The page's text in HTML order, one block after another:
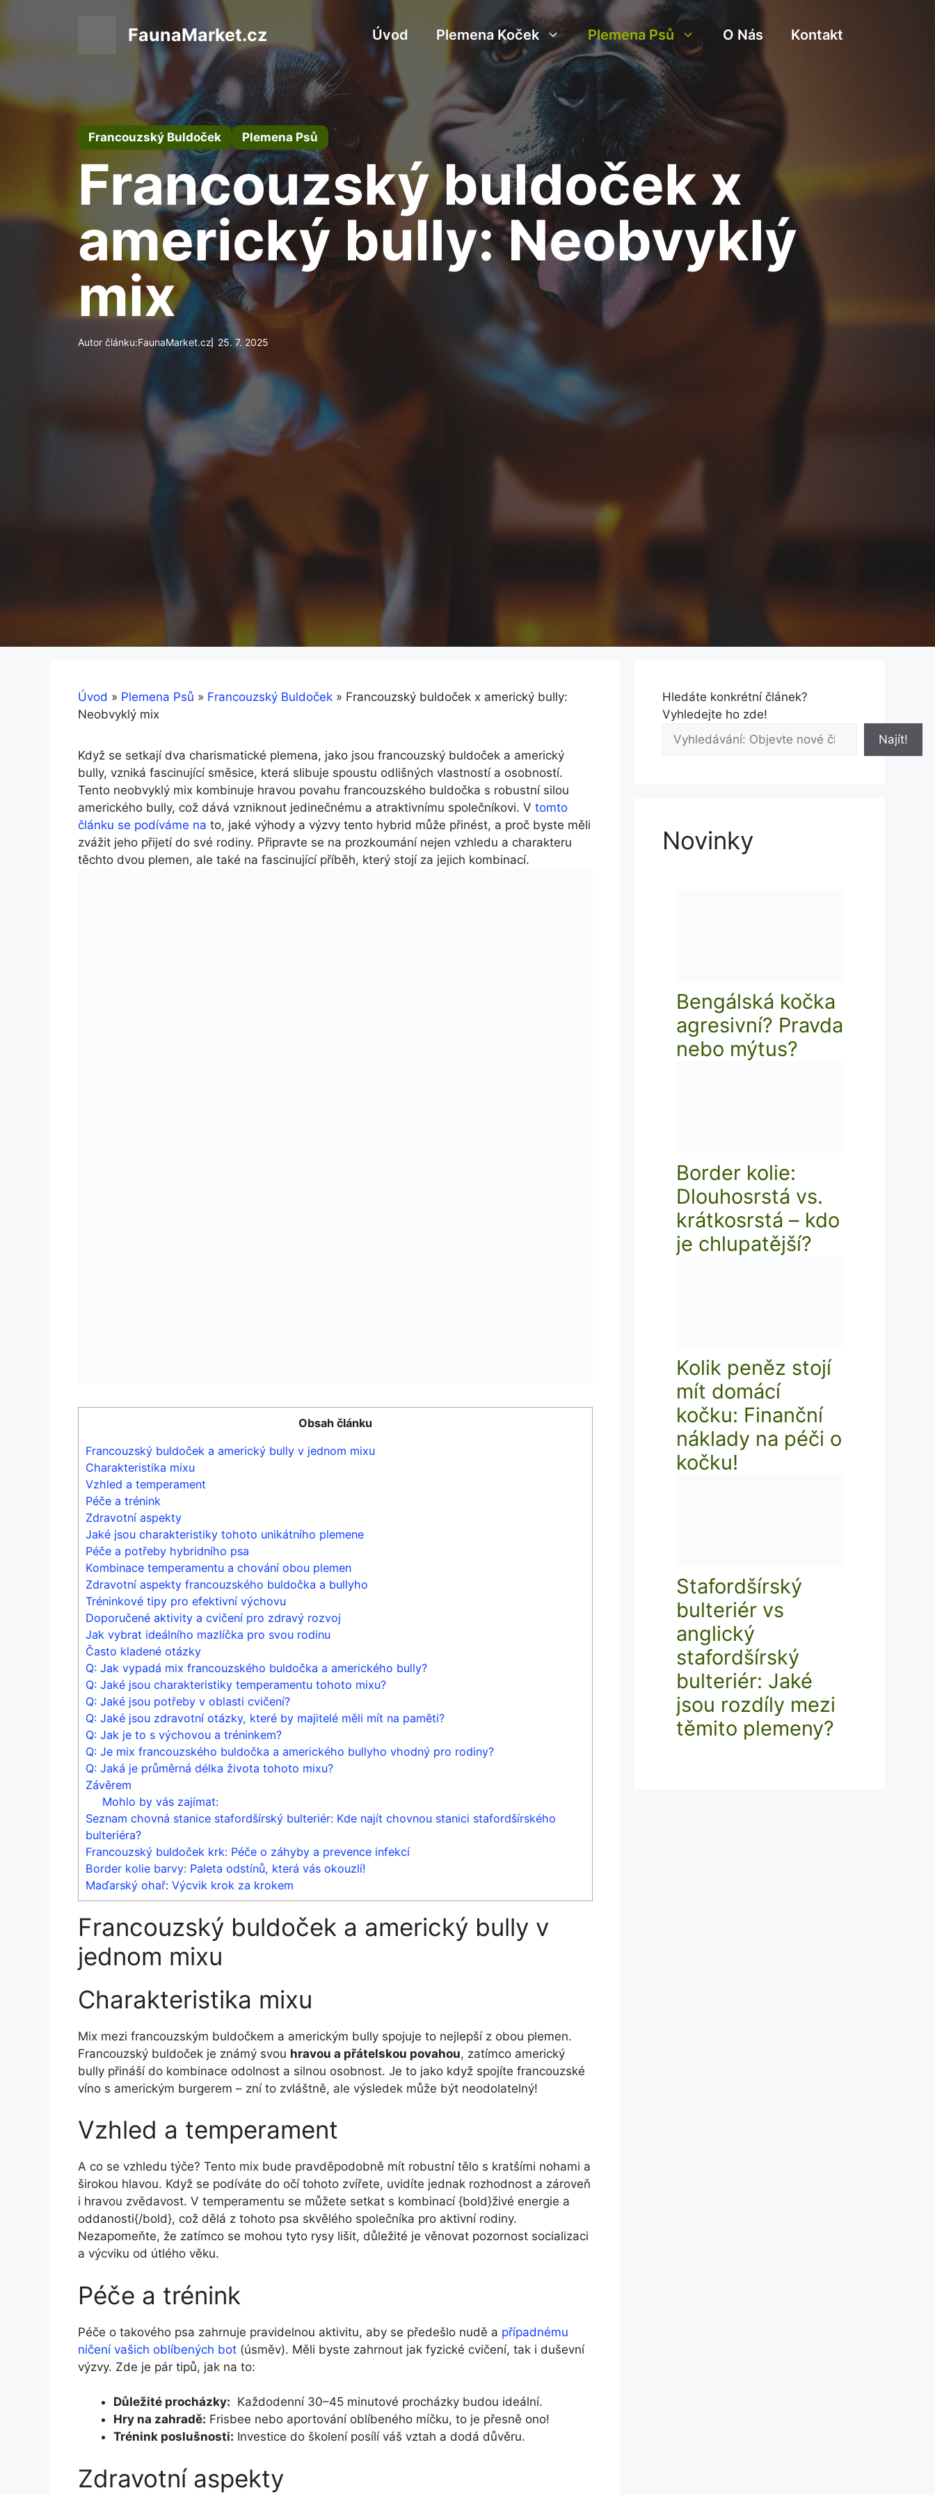
FaunaMarket.cz Úvod Plemena Koček Plemena Psů O Nás Kontakt
Francouzský Buldoček Plemena Psů
Francouzský buldoček x
americký bully: Neobvyklý
mix
Autor článku:FaunaMarket.cz 25. 7. 2025
Úvod » Plemena Psů » Francouzský Buldoček » Francouzský buldoček x americký bully:
Neobvyklý mix
Když se setkají dva‍ charismatické plemena, jako‍ jsou francouzský buldoček ⁣a americký
bully, vzniká fascinující směsice, která slibuje spoustu odlišných⁤ vlastností a osobností.
Tento neobvyklý mix kombinuje ⁢hravou povahu francouzského buldočka s robustní silou
amerického bully, což dává vzniknout jedinečnému a atraktivnímu ​společníkovi. V tomto
článku se podíváme na to, jaké výhody a výzvy tento hybrid může přinést, a proč byste měli
zvážit jeho přijetí do své rodiny. Připravte se na‌ prozkoumání nejen vzhledu a charakteru
těchto⁢ dvou⁤ plemen, ale také na fascinující příběh, který stojí za ‌jejich kombinací.
Obsah článku
Francouzský buldoček a americký bully v ‌jednom mixu
Charakteristika⁤ mixu
Vzhled a temperament
Péče a trénink
Zdravotní aspekty
Jaké jsou charakteristiky tohoto unikátního plemene
Péče a potřeby⁢ hybridního psa
Kombinace temperamentu a chování obou plemen
Zdravotní aspekty francouzského buldočka a bullyho
Tréninkové tipy pro efektivní výchovu
Doporučené aktivity a cvičení pro‌ zdravý rozvoj
Jak ‌vybrat⁣ ideálního mazlíčka pro svou rodinu
Často kladené otázky
Q: Jak vypadá mix ‌francouzského​ buldočka a amerického bully?
Q: Jaké jsou charakteristiky temperamentu tohoto mixu?
Q: Jaké⁣ jsou potřeby v ‌oblasti cvičení?
Q:‌ Jaké jsou zdravotní otázky, které by majitelé měli‍ mít na paměti?
Q: Jak je to s výchovou a tréninkem?
Q: Je mix francouzského buldočka a amerického bullyho vhodný pro rodiny?
Q: Jaká je ‍průměrná délka života tohoto mixu?
Závěrem
Mohlo by vás zajímat:
Seznam chovná stanice stafordšírský bulteriér: Kde najít chovnou stanici stafordšírského
bulteriéra?
Francouzský buldoček krk: Péče o záhyby a prevence infekcí
Border kolie barvy: Paleta odstínů, která vás okouzlí!
Maďarský ohař: Výcvik krok za krokem
Francouzský buldoček a americký bully v
‌jednom mixu
Charakteristika⁤ mixu
Mix mezi francouzským buldočkem a americkým bully spojuje to nejlepší ⁣z obou plemen.
Francouzský buldoček je známý ‍svou hravou a přátelskou povahou, zatímco​ americký
bully přináší do kombinace odolnost a silnou osobnost. Je to jako ⁤když ⁢spojíte francouzské
víno s americkým burgerem – zní to zvláštně, ale výsledek​ může⁤ být neodolatelný!
Vzhled a temperament
A co se vzhledu týče? Tento mix​ bude pravděpodobně mít robustní⁢ tělo s ​kratšími nohami a
širokou⁣ hlavou. Když se podíváte​ do očí tohoto zvířete,⁤ uvidíte jednak rozhodnost ​a zároveň
i hravou zvědavost. ⁣V temperamentu ⁣se můžete setkat s kombinací {bold}živé‍ energie a
oddanosti{/bold}, což ⁣dělá z tohoto psa ‌skvělého společníka pro aktivní rodiny.
Nezapomeňte,​ že zatímco‌ se mohou tyto rysy lišit, důležité je věnovat ⁣pozornost‍ socializaci
‍a výcviku od útlého věku.
Péče a trénink
Péče ⁢o takového‌ psa ⁤zahrnuje pravidelnou aktivitu, aby se předešlo nudě a případnému
ničení vašich oblíbených bot (úsměv). Měli byste zahrnout jak⁤ fyzické ⁤cvičení, tak i duševní
výzvy. Zde‍ je​ pár tipů, jak na to:
Důležité procházky: ⁢ Každodenní 30–45 minutové⁢ procházky budou ideální.
Hry na zahradě: Frisbee nebo aportování oblíbeného míčku, to je přesně ono!
Trénink poslušnosti: Investice do školení posílí váš vztah‍ a‍ dodá důvěru.
Zdravotní aspekty
Hledáte konkrétní článek?
Vyhledejte ho zde!
Najít!
Novinky
Bengálská kočka
agresivní? Pravda
nebo mýtus?
Border kolie:
Dlouhosrstá vs.
krátkosrstá – kdo
je chlupatější?
Kolik peněz stojí
mít domácí
kočku: Finanční
náklady na péči o
kočku!
Stafordšírský
bulteriér vs
anglický
stafordšírský
bulteriér: Jaké
jsou rozdíly mezi
těmito plemeny?